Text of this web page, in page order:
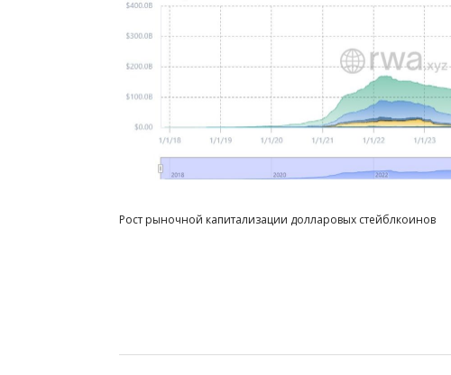
Рост рыночной капитализации долларовых стейблкоинов